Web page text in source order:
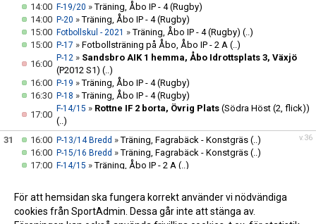
14:00 F-19/20 »Träning, Åbo IP - 4 (Rugby)
14:00 P-20 »Träning, Åbo IP - 4 (Rugby)
15:00 Fotbollskul - 2021 »Träning, Åbo IP - 4 (Rugby) (..)
15:00 P-17 » Fotbollsträning på Åbo, Åbo IP - 2 A (..)
16:00
P-12 » Sandsbro AIK 1 hemma, Åbo Idrottsplats 3, Växjö
(P2012 S1) (..)
16:00 P-19 »Träning, Åbo IP - 4 (Rugby)
16:30 P-18 »Träning, Åbo IP - 4 (Rugby)
17:00
F-14/15 » Rottne IF 2 borta, Övrig Plats (Södra Höst (2, flick))
(..)
v.36
31 16:00 P-13/14 Bredd »Träning, Fagrabäck - Konstgräs (..)
16:00 P-15/16 Bredd »Träning, Fagrabäck - Konstgräs (..)
17:00 F-14/15 »Träning, Åbo IP - 2 A (..)
18:30
A-lag Dam »
Lessebo GOIF / Hovmantorp GOIF borta,
Återkommer() (..)
För att hemsidan ska fungera korrekt använder vi nödvändiga
cookies från SportAdmin. Dessa går inte att stänga av.